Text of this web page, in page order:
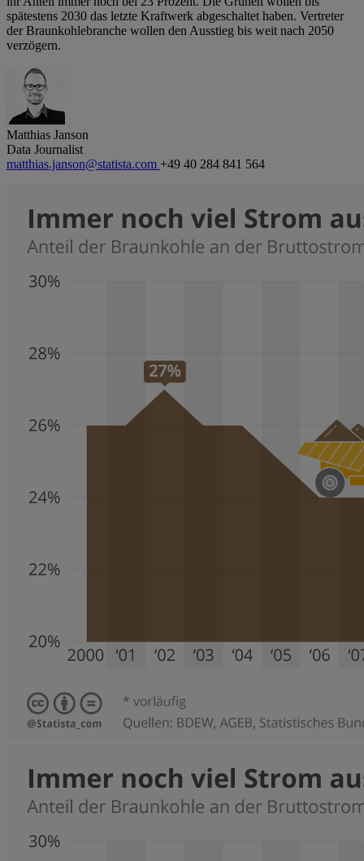
spätestens 2030 das letzte Kraftwerk abgeschaltet haben. Vertreter
der Braunkohlebranche wollen den Ausstieg bis weit nach 2050
verzögern.
Matthias Janson
Data Journalist
matthias.janson@statista.com +49 40 284 841 564